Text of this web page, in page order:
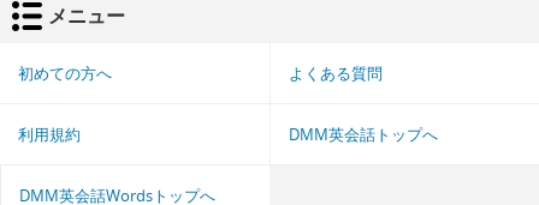
メニュー
初めての方へ よくある質問
利用規約 DMM英会話トップへ
DMM英会話Wordsトップへ